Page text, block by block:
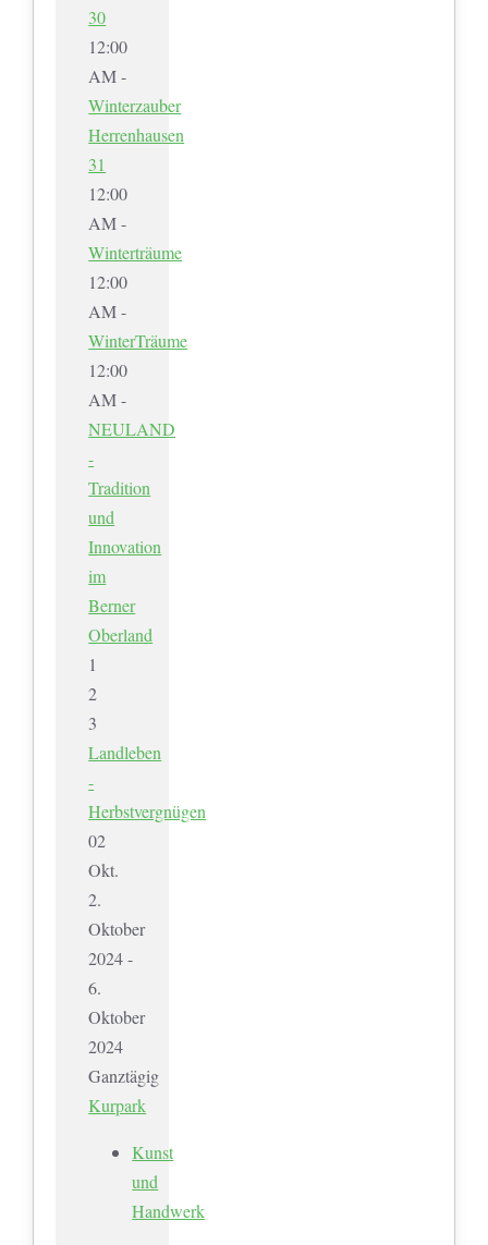
30
12:00
AM -
Winterzauber
Herrenhausen
31
12:00
AM -
Winterträume
12:00
AM -
WinterTräume
12:00
AM -
NEULAND
-
Tradition
und
Innovation
im
Berner
Oberland
1
2
3
Landleben
-
Herbstvergnügen
02
Okt.
2.
Oktober
2024 -
6.
Oktober
2024
Ganztägig
Kurpark
Kunst
und
Handwerk